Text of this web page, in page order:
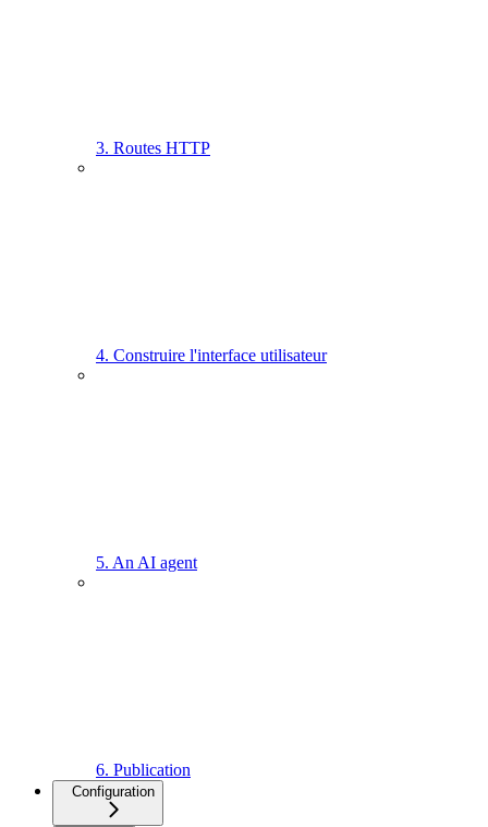
3. Routes HTTP
4. Construire l'interface utilisateur
5. An AI agent
6. Publication
Configuration